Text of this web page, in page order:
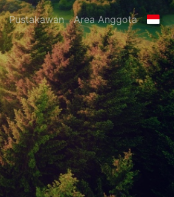
Pustakawan Area Anggota